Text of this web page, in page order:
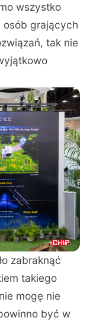
wszystko
osób grających
tak nie
zabraknąć
takiego
mogę nie
być w